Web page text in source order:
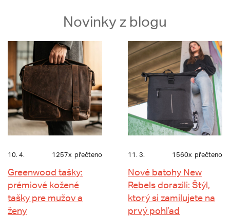
Novinky z blogu
10. 4. 1257x přečteno
Greenwood tašky:
prémiové kožené
tašky pre mužov a
ženy
11. 3. 1560x přečteno
Nové batohy New
Rebels dorazili: Štýl,
ktorý si zamilujete na
prvý pohľad